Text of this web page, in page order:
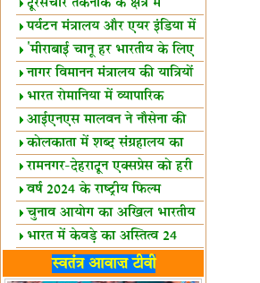
दूरसंचार तकनीक के क्षेत्र में
उत्कृष्टता पुरस्कार
पर्यटन मंत्रालय और एयर इंडिया में
समझौता
'मीराबाई चानू हर भारतीय के लिए
प्रेरणा'
नागर विमानन मंत्रालय की यात्रियों
को सलाह
भारत रोमानिया में व्यापारिक
साझेदारियां
आईएनएस मालवन ने नौसेना की
ताकत बढ़ाई
कोलकाता में शब्द संग्रहालय का
उद्घाटन
रामनगर-देहरादून एक्सप्रेस को हरी
झंडीवर्ष 2024 के राष्ट्रीय फिल्म
पुरस्कारों की घोषणा
चुनाव आयोग का अखिल भारतीय
मीडिया सम्मेलन
भारत में केवड़े का अस्तित्‍व 24
लाख वर्ष!
लखनऊ में 'एक राष्ट्र एक चुनाव'
स्वतंत्र आवाज़ टीवी